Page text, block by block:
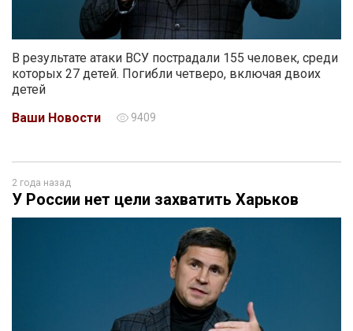
В результате атаки ВСУ пострадали 155 человек, среди
которых 27 детей. Погибли четверо, включая двоих
детей
Ваши Новости
9409
2 года назад
У России нет цели захватить Харьков